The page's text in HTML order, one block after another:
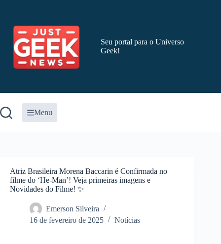
conteúdo
Seu portal para o Universo
Geek!
Menu
Atriz Brasileira Morena Baccarin é Confirmada no
filme do ‘He-Man’! Veja primeiras imagens e
Novidades do Filme! ✨
Emerson Silveira
16 de fevereiro de 2025
Notícias